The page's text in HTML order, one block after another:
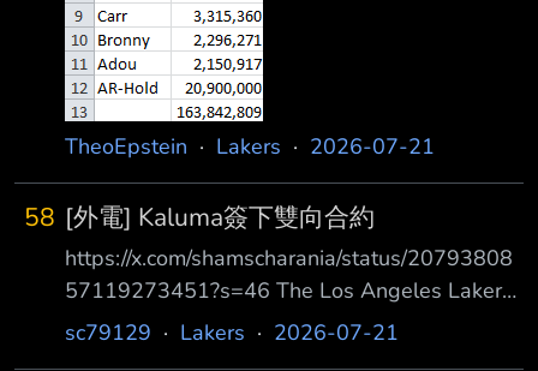
TheoEpstein · Lakers · 2026-07-21
58 [外電] Kaluma簽下雙向合約
https://x.com/shamscharania/status/20793808
57119273451?s=46 The Los Angeles Lakers
are signing F Arthur Kaluma to a two-way
sc79129 · Lakers · 2026-07-21